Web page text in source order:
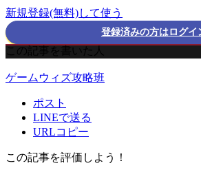
新規登録(無料)して使う
登録済みの方はログイ
この記事を書いた人
ゲームウィズ攻略班
ポスト
LINEで送る
URLコピー
この記事を評価しよう！